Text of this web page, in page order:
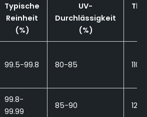
Typische
Reinheit
(%)
UV-
Durchlässigkeit
(%)
99.5-99.8 80-85
99.8-
99.99
85-90